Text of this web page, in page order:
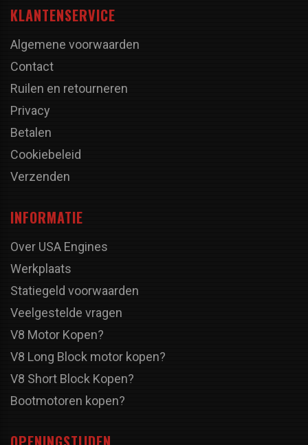
KLANTENSERVICE
Algemene voorwaarden
Contact
Ruilen en retourneren
Privacy
Betalen
Cookiebeleid
Verzenden
INFORMATIE
Over USA Engines
Werkplaats
Statiegeld voorwaarden
Veelgestelde vragen
V8 Motor Kopen?
V8 Long Block motor kopen?
V8 Short Block Kopen?
Bootmotoren kopen?